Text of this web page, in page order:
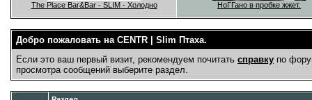
The Place Bar&Bar - SLIM - Холодно НоГГано в пробке жжет.
Добро пожаловать на CENTR | Slim Птаха.
Если это ваш первый визит, рекомендуем почитать справку по
просмотра сообщений выберите раздел.